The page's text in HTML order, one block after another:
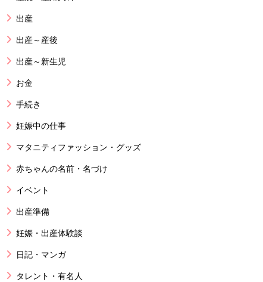
出産
出産～産後
出産～新生児
お金
手続き
妊娠中の仕事
マタニティファッション・グッズ
赤ちゃんの名前・名づけ
イベント
出産準備
妊娠・出産体験談
日記・マンガ
タレント・有名人